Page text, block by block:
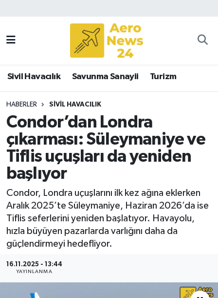
Sivil Havacılık Savunma Sanayii Turizm
HABERLER SIVIL HAVACILIK
Condor’dan Londra
çıkarması: Süleymaniye ve
Tiflis uçuşları da yeniden
başlıyor
Condor, Londra uçuşlarını ilk kez ağına eklerken
Aralık 2025’te Süleymaniye, Haziran 2026’da ise
Tiflis seferlerini yeniden başlatıyor. Havayolu,
hızla büyüyen pazarlarda varlığını daha da
güçlendirmeyi hedefliyor.
16.11.2025 - 13:44
YAYINLANMA